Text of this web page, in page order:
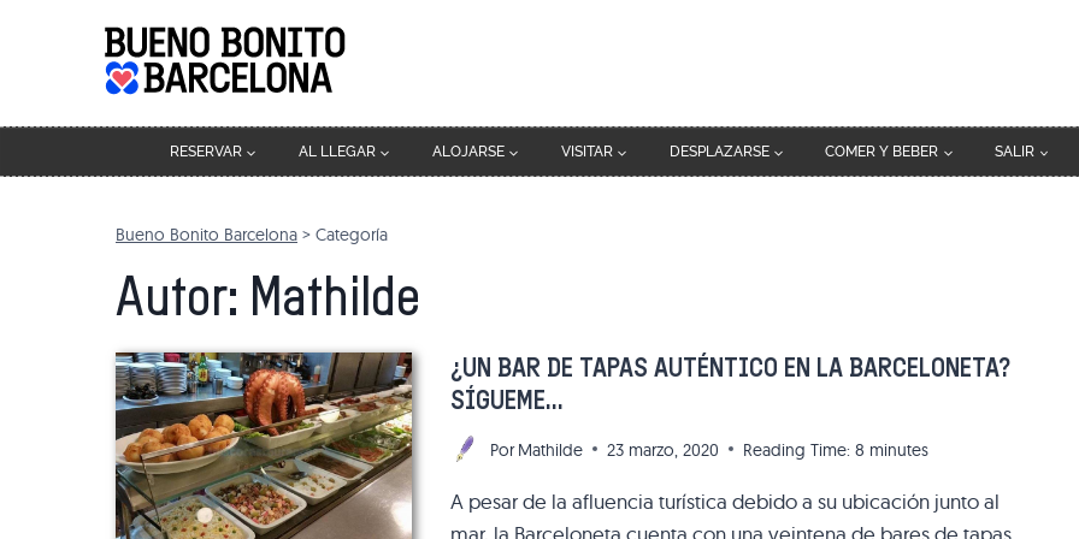
RESERVAR AL LLEGAR ALOJARSE VISITAR DESPLAZARSE COMER Y BEBER SALIR
Bueno Bonito Barcelona > Categoría
Autor: Mathilde
¿UN BAR DE TAPAS AUTÉNTICO EN LA BARCELONETA?
SÍGUEME…
Por Mathilde 23 marzo, 2020 Reading Time: 8 minutes
A pesar de la afluencia turística debido a su ubicación junto al
mar, la Barceloneta cuenta con una veintena de bares de tapas.